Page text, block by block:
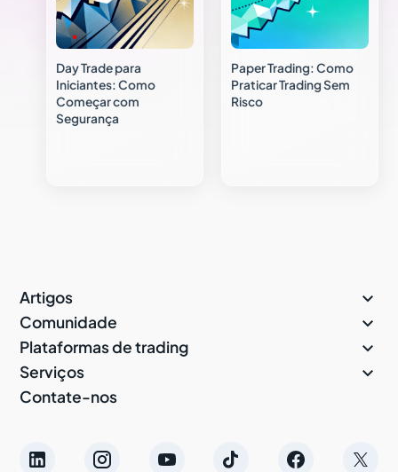
Day Trade para
Iniciantes: Como
Começar com
Segurança
Paper Trading: Como
Praticar Trading Sem
Risco
Artigos 
Comunidade 
Plataformas de trading 
Serviços 
Contate-nos